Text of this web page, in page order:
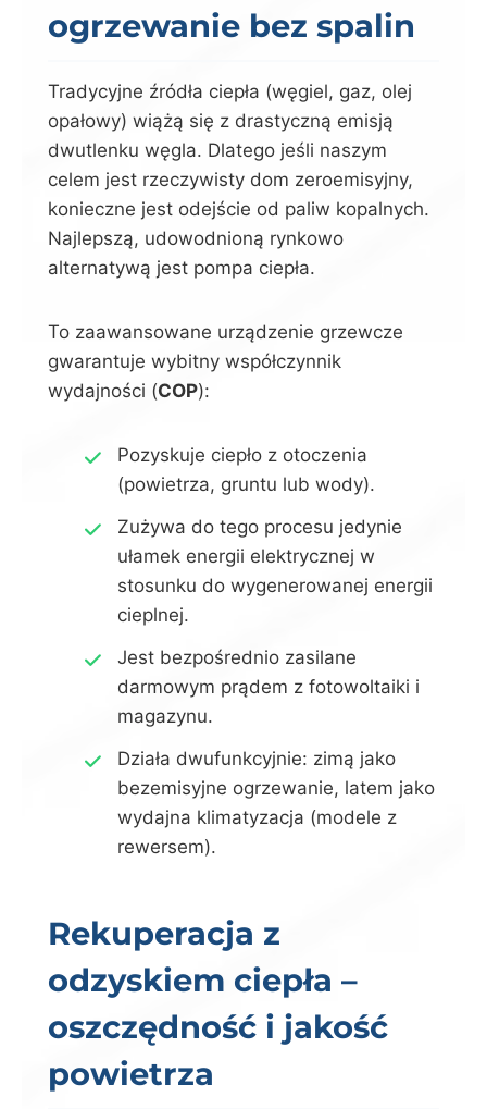
ogrzewanie bez spalin
Tradycyjne źródła ciepła (węgiel, gaz, olej
opałowy) wiążą się z drastyczną emisją
dwutlenku węgla. Dlatego jeśli naszym
celem jest rzeczywisty dom zeroemisyjny,
konieczne jest odejście od paliw kopalnych.
Najlepszą, udowodnioną rynkowo
alternatywą jest pompa ciepła.
To zaawansowane urządzenie grzewcze
gwarantuje wybitny współczynnik
wydajności (COP):
Pozyskuje ciepło z otoczenia
(powietrza, gruntu lub wody).
Zużywa do tego procesu jedynie
ułamek energii elektrycznej w
stosunku do wygenerowanej energii
cieplnej.
Jest bezpośrednio zasilane
darmowym prądem z fotowoltaiki i
magazynu.
Działa dwufunkcyjnie: zimą jako
bezemisyjne ogrzewanie, latem jako
wydajna klimatyzacja (modele z
rewersem).
Rekuperacja z
odzyskiem ciepła –
oszczędność i jakość
powietrza